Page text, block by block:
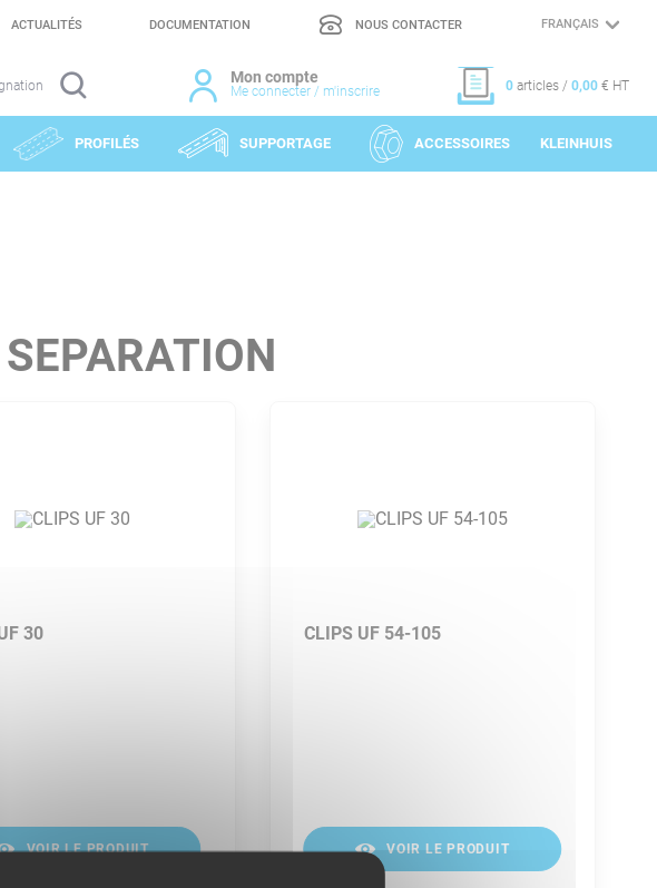
ACTUALITÉS DOCUMENTATION NOUS CONTACTER
CHOIX
Mon compte
Me connecter / m'inscrire 0 articles / 0,00 € HT
PROFILÉS SUPPORTAGE ACCESSOIRES KLEINHUIS
30
VOIR LE PRODUIT
CLIPS UF 54-105
VOIR LE PRODUIT